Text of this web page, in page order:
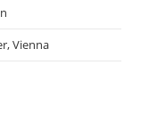
Vienna